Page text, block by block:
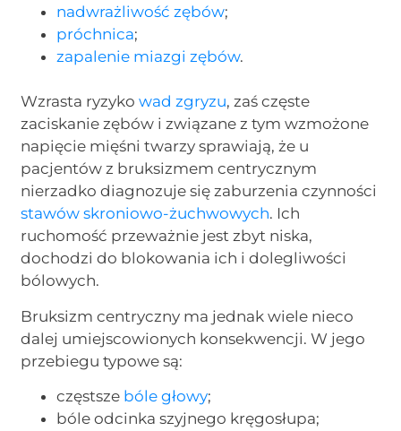
nadwrażliwość zębów;
próchnica;
zapalenie miazgi zębów.
Wzrasta ryzykowad zgryzu, zaś częste
zaciskanie zębów i związane z tym wzmożone
napięcie mięśni twarzy sprawiają, że u
pacjentów z bruksizmem centrycznym
nierzadko diagnozuje się zaburzenia czynności
stawów skroniowo-żuchwowych. Ich
ruchomość przeważnie jest zbyt niska,
dochodzi do blokowania ich i dolegliwości
bólowych.
Bruksizm centryczny ma jednak wiele nieco
dalej umiejscowionych konsekwencji. W jego
przebiegu typowe są:
częstsze bóle głowy;
bóle odcinka szyjnego kręgosłupa;